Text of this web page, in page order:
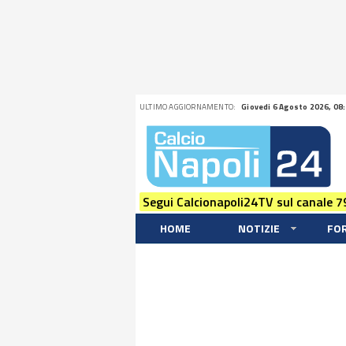
ULTIMO AGGIORNAMENTO: Giovedi 6 Agosto 2026,
Segui Calcionapoli24TV sul canale
HOME NOTIZIE